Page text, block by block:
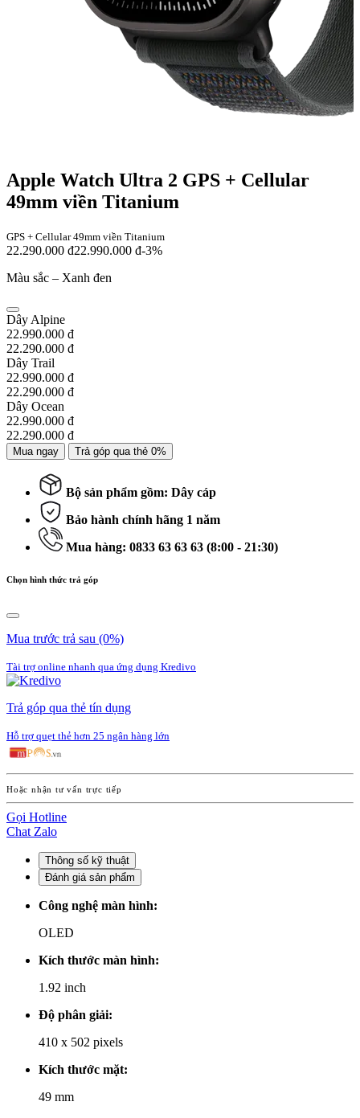
Apple Watch Ultra 2 GPS + Cellular
49mm viền Titanium
GPS + Cellular 49mm viền Titanium
22.290.000 đ22.990.000 đ-3%
Màu sắc – Xanh đen
Dây Alpine
22.990.000 đ
22.290.000 đ
Dây Trail
22.990.000 đ
22.290.000 đ
Dây Ocean
22.990.000 đ
22.290.000 đ
Mua ngay Trả góp qua thẻ 0%
Bộ sản phẩm gồm: Dây cáp
Bảo hành chính hãng 1 năm
Mua hàng: 0833 63 63 63 (8:00 - 21:30)
Chọn hình thức trả góp
Mua trước trả sau (0%)
Tài trợ online nhanh qua ứng dụng Kredivo
Trả góp qua thẻ tín dụng
Hỗ trợ quẹt thẻ hơn 25 ngân hàng lớn
Hoặc nhận tư vấn trực tiếp
Gọi Hotline
Chat Zalo
Thông số kỹ thuật
Đánh giá sản phẩm
Công nghệ màn hình:
OLED
Kích thước màn hình:
1.92 inch
Độ phân giải:
410 x 502 pixels
Kích thước mặt:
49 mm